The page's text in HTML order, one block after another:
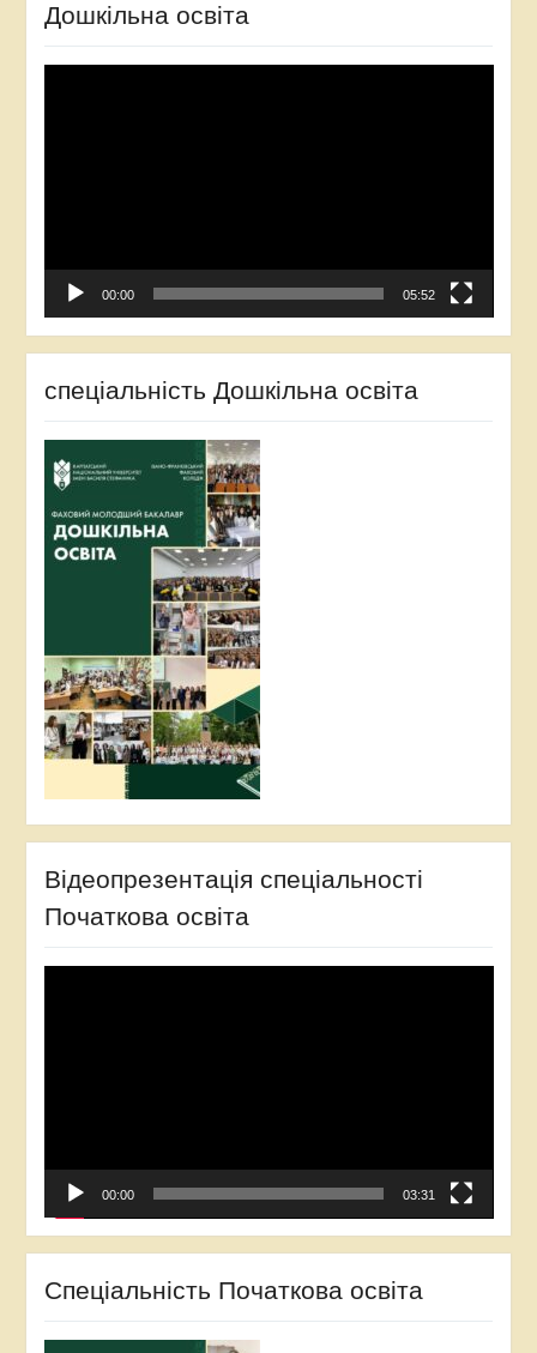
Дошкільна освіта
00:00 05:52
спеціальність Дошкільна освіта
Відеопрезентація спеціальності
Початкова освіта
00:00 03:31
Спеціальність Початкова освіта